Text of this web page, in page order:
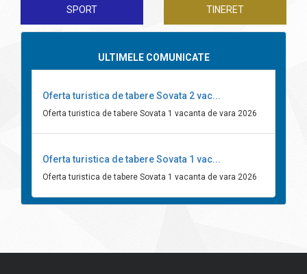
SPORT TINERET
ULTIMELE COMUNICATE
Oferta turistica de tabere Sovata 2 vac...
Oferta turistica de tabere Sovata 1 vacanta de vara 2026
Oferta turistica de tabere Sovata 1 vac...
Oferta turistica de tabere Sovata 1 vacanta de vara 2026